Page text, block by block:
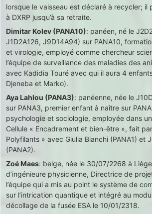
lorsque le vaisseau est déclaré à recycler; il
à DXRP jusqu’à sa retraite.
Dimitar Kolev (PANA10): panéen, né le
J1D2A126, J9D14A94) sur PANA10,
et virologie, employé comme chercheur
l’équipe de surveillance des maladies des
avec Kadidia Touré avec qui il aura 4
Djeneba et Marko).
Aya Lahlou (PANA3): panéenne, née le
sur PANA3, premier enfant à naître sur
psychologie et sociologie, employée dans
Cellule « Encadrement et bien-être », fait
Polyfilants » avec Giulia Bianchi (PANA1) et
(PANA2).
Zoé Maes: belge, née le 30/07/2268 à
d’ingénieure physicienne, Directrice de
l’équipe qui a mis au point le système de
sur l’intrication quantique et intégré au
décollage de la fusée ESA le 10/01/2318.